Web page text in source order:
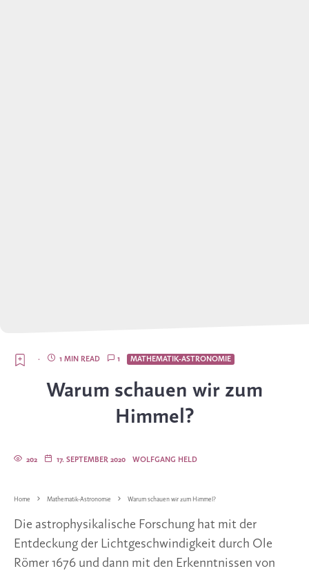
MATHEMATIK-ASTRONOMIE
1
1 MIN READ
·
Warum schauen wir zum
Himmel?
WOLFGANG HELD
17. SEPTEMBER 2020
202
Home Mathematik-Astronomie Warum schauen wir zum Himmel?
Die astrophysikalische Forschung hat mit der
Entdeckung der Lichtgeschwindigkeit durch Ole
Römer 1676 und dann mit den Erkenntnissen von